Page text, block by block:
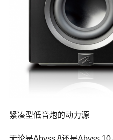
紧凑型低音炮的动力源